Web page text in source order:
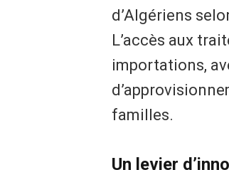
d’Algériens
L’accès aux
importations,
familles.
Un levier